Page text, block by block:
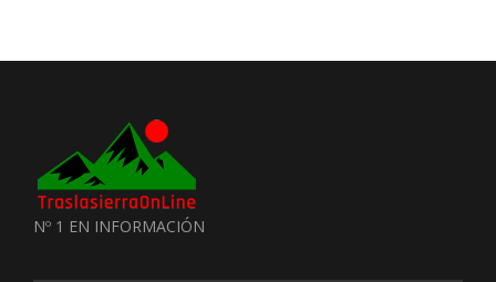
Nº 1 EN INFORMACIÓN